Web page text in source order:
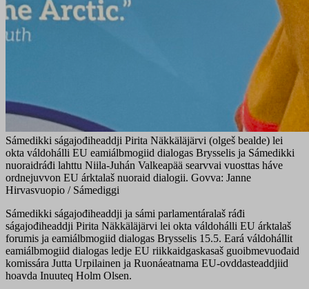
Sámedikki ságajođiheaddji Pirita Näkkäläjärvi (olgeš bealde) lei
okta váldohálli EU eamiálbmogiid dialogas Brysselis ja Sámedikki
nuoraidráđi lahttu Niila-Juhán Valkeapää searvvai vuosttas háve
ordnejuvvon EU árktalaš nuoraid dialogii. Govva: Janne
Hirvasvuopio / Sámediggi
Sámedikki ságajođiheaddji ja sámi parlamentáralaš ráđi
ságajođiheaddji Pirita Näkkäläjärvi lei okta váldohálli EU árktalaš
forumis ja eamiálbmogiid dialogas Brysselis 15.5. Eará váldohállit
eamiálbmogiid dialogas ledje EU riikkaidgaskasaš guoibmevuođaid
komissára Jutta Urpilainen ja Ruonáeatnama EU-ovddasteaddjiid
hoavda Inuuteq Holm Olsen.